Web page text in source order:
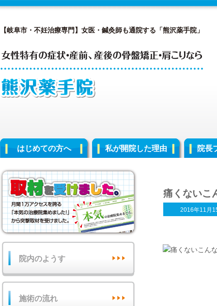
【岐阜市・不妊治療専門】女医・鍼灸師も通院する「熊沢薬手院」
はじめての方へ 私が開院した理由 院長
痛くないこ
2016年11月
院内のようす
施術の流れ